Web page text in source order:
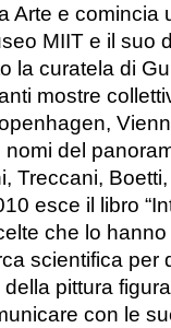
Arte e comincia
MIIT e il suo
la curatela di
mostre
del
Treccani,
esce il libro
che lo
scientifica per
pittura
con le